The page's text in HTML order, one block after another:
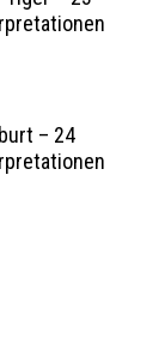
– 24